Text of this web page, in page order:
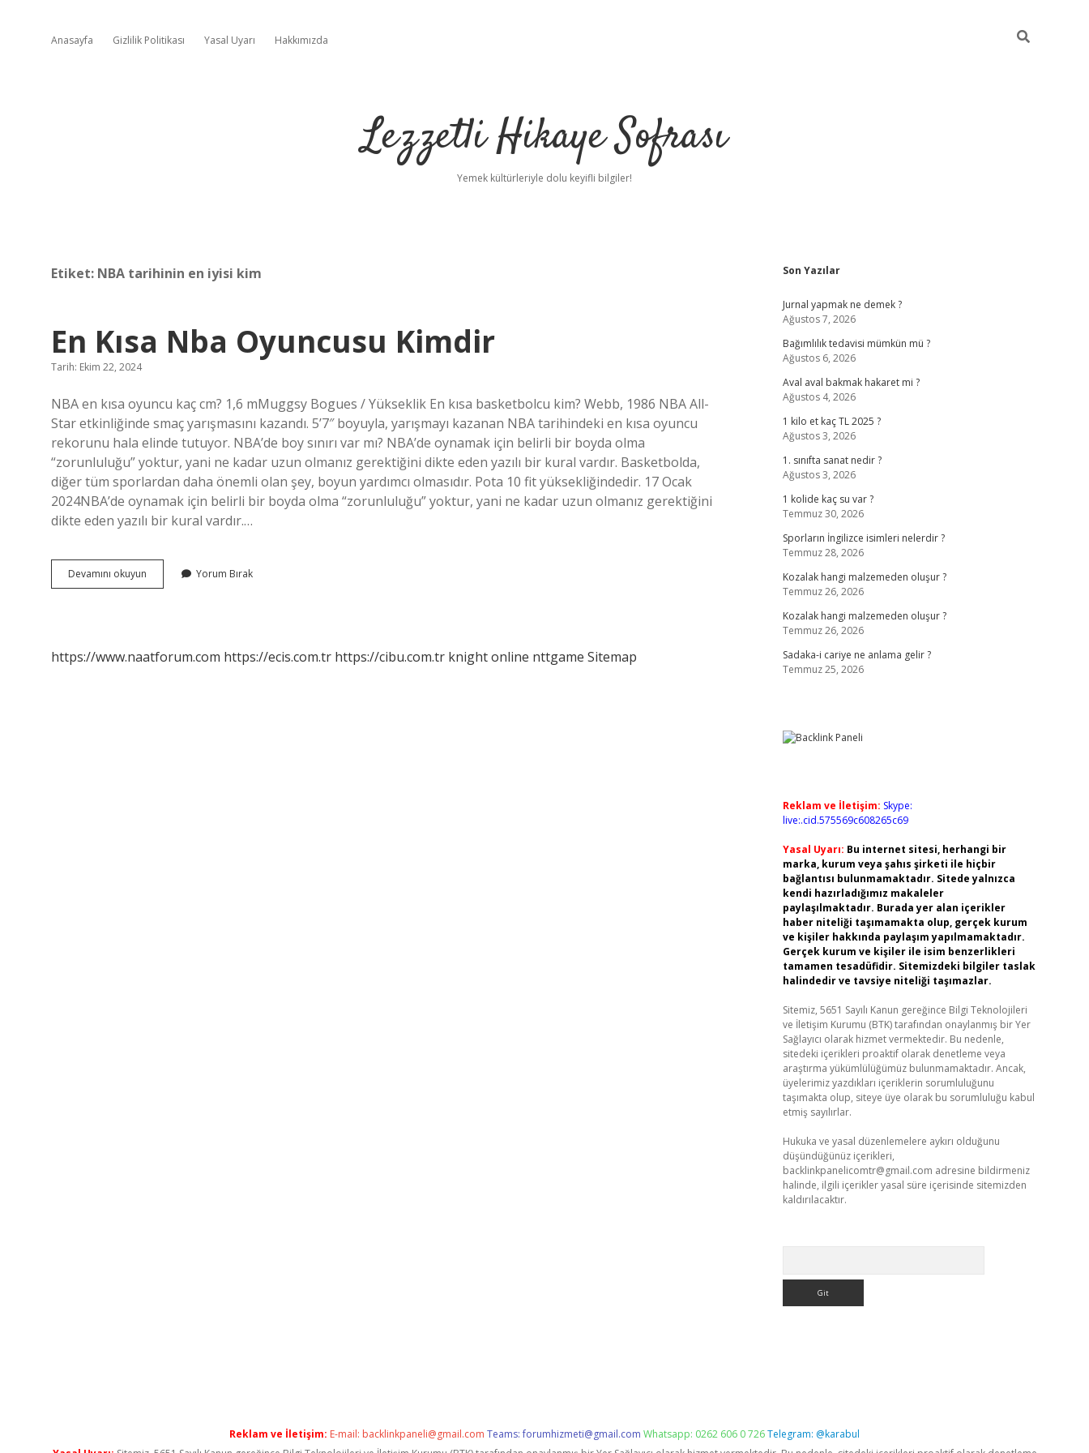
Anasayfa Gizlilik Politikası Yasal Uyarı Hakkımızda
Lezzetli Hikaye Sofrası
Yemek kültürleriyle dolu keyifli bilgiler!
Etiket: NBA tarihinin en iyisi kim
En Kısa Nba Oyuncusu Kimdir
Tarih: Ekim 22, 2024
NBA en kısa oyuncu kaç cm? 1,6 mMuggsy Bogues / Yükseklik En kısa basketbolcu kim? Webb, 1986 NBA All-
Star etkinliğinde smaç yarışmasını kazandı. 5’7″ boyuyla, yarışmayı kazanan NBA tarihindeki en kısa oyuncu
rekorunu hala elinde tutuyor. NBA’de boy sınırı var mı? NBA’de oynamak için belirli bir boyda olma
“zorunluluğu” yoktur, yani ne kadar uzun olmanız gerektiğini dikte eden yazılı bir kural vardır. Basketbolda,
diğer tüm sporlardan daha önemli olan şey, boyun yardımcı olmasıdır. Pota 10 fit yüksekliğindedir. 17 Ocak
2024NBA’de oynamak için belirli bir boyda olma “zorunluluğu” yoktur, yani ne kadar uzun olmanız gerektiğini
dikte eden yazılı bir kural vardır.…
Devamını okuyun
Kısa
Yorum Bırak
https://www.naatforum.com https://ecis.com.tr https://cibu.com.tr knight online nttgame Sitemap
Sidebar
Son Yazılar
Jurnal yapmak ne demek ?
Ağustos 7, 2026
Bağımlılık tedavisi mümkün mü ?
Ağustos 6, 2026
Aval aval bakmak hakaret mi ?
Ağustos 4, 2026
1 kilo et kaç TL 2025 ?
Ağustos 3, 2026
1. sınıfta sanat nedir ?
Ağustos 3, 2026
1 kolide kaç su var ?
Temmuz 30, 2026
Sporların İngilizce isimleri nelerdir ?
Temmuz 28, 2026
Kozalak hangi malzemeden oluşur ?
Temmuz 26, 2026
Kozalak hangi malzemeden oluşur ?
Temmuz 26, 2026
Sadaka-i cariye ne anlama gelir ?
Temmuz 25, 2026
Reklam ve İletişim: Skype:
live:.cid.575569c608265c69
Yasal Uyarı: Bu internet sitesi, herhangi bir
marka, kurum veya şahıs şirketi ile hiçbir
bağlantısı bulunmamaktadır. Sitede yalnızca
kendi hazırladığımız makaleler
paylaşılmaktadır. Burada yer alan içerikler
haber niteliği taşımamakta olup, gerçek kurum
ve kişiler hakkında paylaşım yapılmamaktadır.
Gerçek kurum ve kişiler ile isim benzerlikleri
tamamen tesadüfidir. Sitemizdeki bilgiler taslak
halindedir ve tavsiye niteliği taşımazlar.
Sitemiz, 5651 Sayılı Kanun gereğince Bilgi Teknolojileri
ve İletişim Kurumu (BTK) tarafından onaylanmış bir Yer
Sağlayıcı olarak hizmet vermektedir. Bu nedenle,
sitedeki içerikleri proaktif olarak denetleme veya
araştırma yükümlülüğümüz bulunmamaktadır. Ancak,
üyelerimiz yazdıkları içeriklerin sorumluluğunu
taşımakta olup, siteye üye olarak bu sorumluluğu kabul
etmiş sayılırlar.
Hukuka ve yasal düzenlemelere aykırı olduğunu
düşündüğünüz içerikleri,
backlinkpanelicomtr@gmail.com adresine bildirmeniz
halinde, ilgili içerikler yasal süre içerisinde sitemizden
kaldırılacaktır.
Reklam ve İletişim: E-mail: backlinkpaneli@gmail.com Teams:forumhizmeti@gmail.com Whatsapp: 0262 606 0 726Telegram: @karabul